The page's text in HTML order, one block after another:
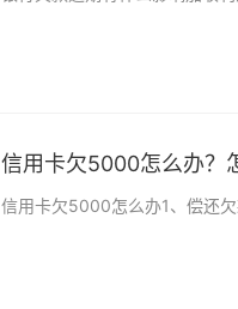
信用卡欠5000怎么办？
信用卡欠5000怎么办1、偿还